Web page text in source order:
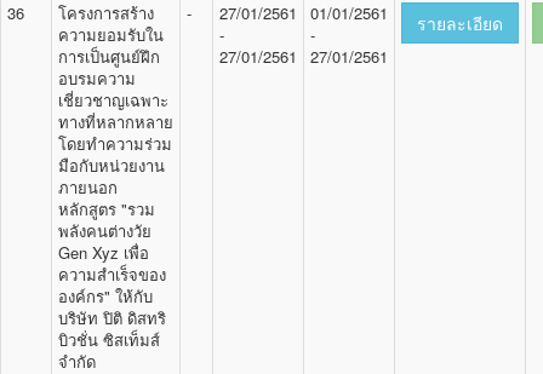
36
โครงการสร้าง
ความยอมรับใน
การเป็นศูนย์ฝึก
อบรมความ
เชี่ยวชาญเฉพาะ
ทางที่หลากหลาย
โดยทำความร่วม
มือกับหน่วยงาน
ภายนอก
หลักสูตร "รวม
พลังคนต่างวัย
Gen Xyz เพื่อ
ความสำเร็จของ
องค์กร" ให้กับ
บริษัท ปิติ ดิสทริ
บิวชั่น ซิสเท็มส์
จำกัด
-
27/01/2561
-
27/01/2561
01/01/2561
-
27/01/2561
รายละเอียด